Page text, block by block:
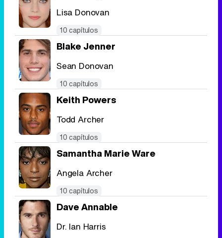
Lisa Donovan
10 capítulos
Blake Jenner
Sean Donovan
10 capítulos
Keith Powers
Todd Archer
10 capítulos
Samantha Marie Ware
Angela Archer
10 capítulos
Dave Annable
Dr. Ian Harris